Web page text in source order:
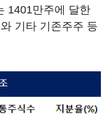
1401만주에 달한
기타 기존주주 등